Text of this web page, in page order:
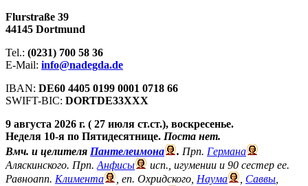
Flurstraße 39
44145 Dortmund
Tel.: (0231) 700 58 36
E-Mail: info@nadegda.de
IBAN: DE60 4405 0199 0001 0718 66
SWIFT-BIC: DORTDE33XXX
9 августа 2026 г. ( 27 июля ст.ст.), воскресенье.
Неделя 10-я по Пятидесятнице. Поста нет.
Вмч. и целителя Пантелеимона . Прп. Германа
Аляскинского. Прп. Анфисы
исп., игумении и 90 сестер ее.
Равноапп. Климента , еп. Охридского, Наума Саввы